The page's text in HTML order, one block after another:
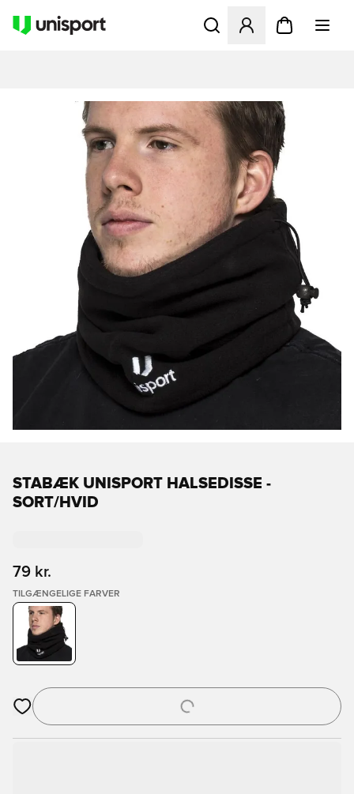
Åbner en Modal til at
STABÆK UNISPORT HALSEDISSE -
SORT/HVID
79 kr.
TILGÆNGELIGE FARVER
Åbner en Modal til at logge ind eller tilmelde dig som medlem